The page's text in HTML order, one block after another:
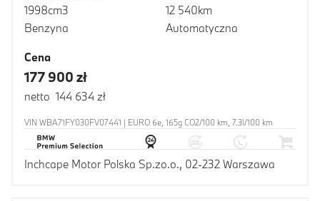
1998cm3
Benzyna
12 540km
Automatyczna
Cena
177 900 zł
netto 144 634 zł
VIN WBA71FY030FV07441 | EURO 6e, 165g CO2/100 km, 7.3l/100 km
Inchcape Motor Polska Sp.zo.o., 02-232 Warszawa